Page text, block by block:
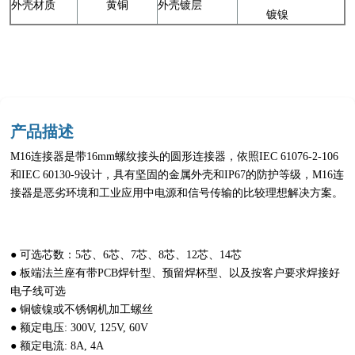
外壳材质 黄铜
外壳镀层
镀镍
产品描述
M16连接器是带16mm螺纹接头的圆形连接器，依照IEC 61076-2-106
和IEC 60130-9设计，具有坚固的金属外壳和IP67的防护等级，M16连
接器是恶劣环境和工业应用中电源和信号传输的比较理想解决方案。
● 可选芯数：5芯、6芯、7芯、8芯、12芯、14芯
● 板端法兰座有带PCB焊针型、预留焊杯型、以及按客户要求焊接好
电子线可选
● 铜镀镍或不锈钢机加工螺丝
● 额定电压: 300V, 125V, 60V
● 额定电流: 8A, 4A